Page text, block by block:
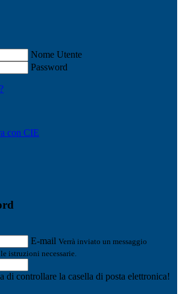
Nome Utente
Password
con CIE
E-mail Verrà inviato un messaggio
istruzioni necessarie.
di controllare la casella di posta elettronica!